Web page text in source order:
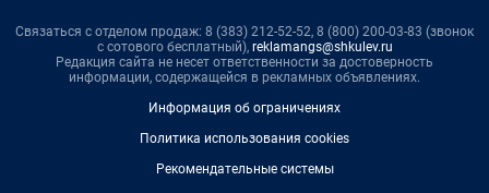
Связаться с отделом продаж: 8 (383) 212-52-52, 8 (800) 200-03-83 (звонок
с сотового бесплатный), reklamangs@shkulev.ru
Редакция сайта не несет ответственности за достоверность
информации, содержащейся в рекламных объявлениях.
Информация об ограничениях
Политика использования cookies
Рекомендательные системы